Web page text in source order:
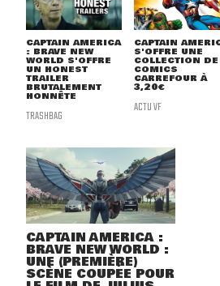
CAPTAIN AMERICA
: BRAVE NEW
WORLD S'OFFRE
UN HONEST
TRAILER
BRUTALEMENT
HONNÊTE
TRASHBAG
CAPTAIN
S'OFFRE UNE
COLLECTION DE
COMICS
CARREFOUR À
3,20€
ACTU VF
CAPTAIN AMERICA :
BRAVE NEW WORLD :
UNE (PREMIÈRE)
SCÈNE COUPÉE POUR